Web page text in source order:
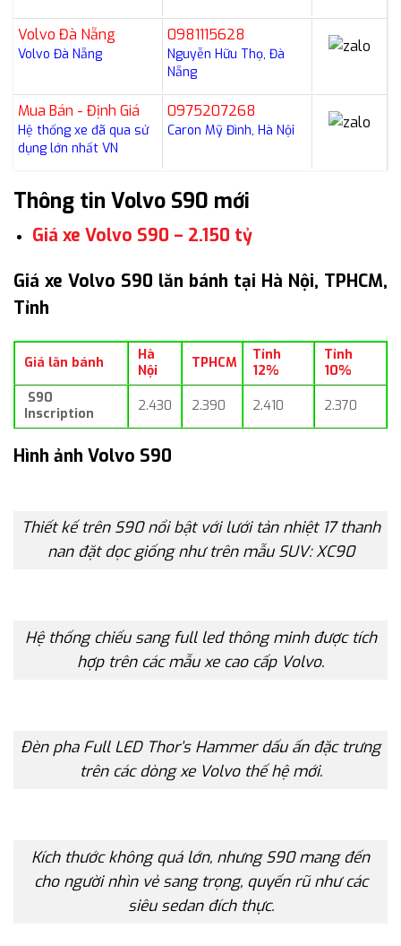
Volvo Đà Nẵng
Volvo Đà Nẵng
0981115628
Nguyễn Hữu Thọ, Đà
Nẵng
Mua Bán - Định Giá
Hệ thống xe đã qua sử
dụng lớn nhất VN
0975207268
Caron Mỹ Đình, Hà Nội
Thông tin Volvo S90 mới
Giá xe Volvo S90 – 2.150 tỷ
Giá xe Volvo S90 lăn bánh tại Hà Nội, TPHCM,
Tỉnh
Giá lăn bánh
Hà
Nội
TPHCM
Tỉnh
12%
Tỉnh
10%
S90
Inscription
2.430 2.390 2.410 2.370
Hình ảnh Volvo S90
Thiết kế trên S90 nổi bật với lưới tản nhiệt 17 thanh
nan đặt dọc giống như trên mẫu SUV: XC90
Hệ thống chiếu sang full led thông minh được tích
hợp trên các mẫu xe cao cấp Volvo.
Đèn pha Full LED Thor’s Hammer dấu ấn đặc trưng
trên các dòng xe Volvo thế hệ mới.
Kích thước không quá lớn, nhưng S90 mang đến
cho người nhìn vẻ sang trọng, quyến rũ như các
siêu sedan đích thực.